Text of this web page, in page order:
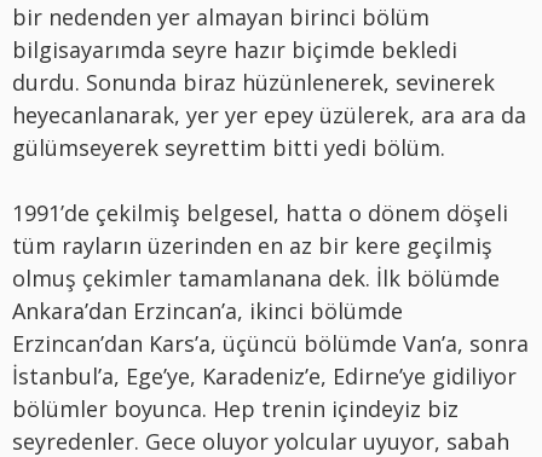
bir nedenden yer almayan birinci bölüm
bilgisayarımda seyre hazır biçimde bekledi
durdu. Sonunda biraz hüzünlenerek, sevinerek
heyecanlanarak, yer yer epey üzülerek, ara ara da
gülümseyerek seyrettim bitti yedi bölüm.
1991’de çekilmiş belgesel, hatta o dönem döşeli
tüm rayların üzerinden en az bir kere geçilmiş
olmuş çekimler tamamlanana dek. İlk bölümde
Ankara’dan Erzincan’a, ikinci bölümde
Erzincan’dan Kars’a, üçüncü bölümde Van’a, sonra
İstanbul’a, Ege’ye, Karadeniz’e, Edirne’ye gidiliyor
bölümler boyunca. Hep trenin içindeyiz biz
seyredenler. Gece oluyor yolcular uyuyor, sabah